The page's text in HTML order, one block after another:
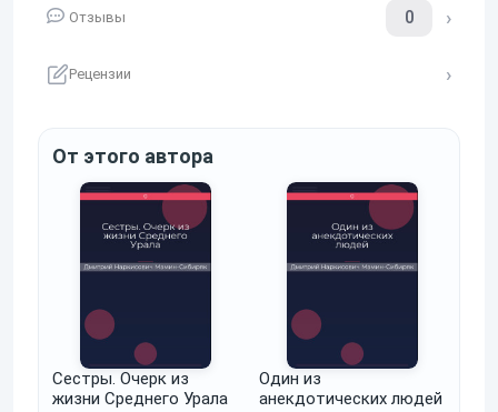
Отзывы 0
Рецензии
От этого автора
Сестры. Очерк из
жизни Среднего Урала
Один из
анекдотических людей